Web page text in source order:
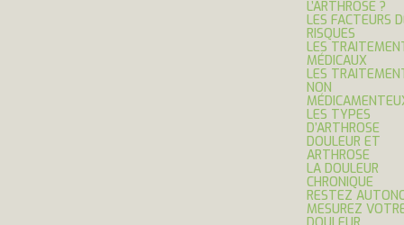
L’ARTHROSE ?
LES FACTEURS
RISQUES
LES
MÉDICAUX
LES
NON
LES TYPES
D’ARTHROSE
DOULEUR ET
ARTHROSE
LA DOULEUR
CHRONIQUE
RESTEZ
MESUREZ